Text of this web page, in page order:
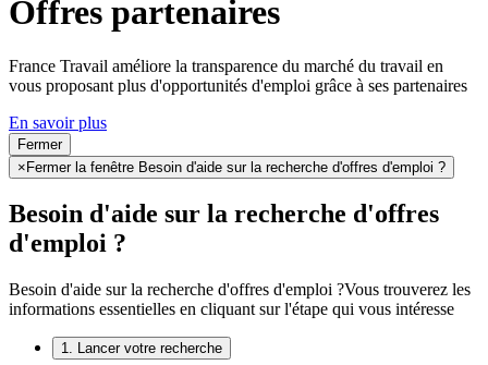
Offres partenaires
France Travail améliore la transparence du marché du travail en
vous proposant plus d'opportunités d'emploi grâce à ses partenaires
En savoir plus
Fermer
×Fermer la fenêtre Besoin d'aide sur la recherche d'offres d'emploi ?
Besoin d'aide sur la recherche d'offres
d'emploi ?
Besoin d'aide sur la recherche d'offres d'emploi ?Vous trouverez les
informations essentielles en cliquant sur l'étape qui vous intéresse
1. Lancer votre recherche